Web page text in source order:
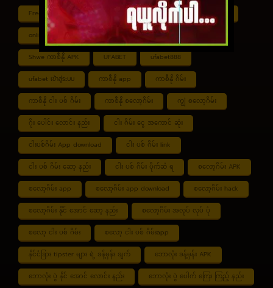
Free ငါး ပစ် ဂိမ်း Myanmar ကာစီနို Online ငါး ဂိမ်း apk
online ငါး ပစ် ဂိမ်းapp Shan Koe Mee ငါး ပစ် ဂိမ်း
Shwe ကာစီနို APK UFABET ufabet888
ufabet เข้าสู่ระบบ ကာစီနို app ကာစီနို ဂိမ်း
ကာစီနို ငါး ပစ် ဂိမ်း ကာစီနို စလော့ဂိမ်း ကျွဲ စလော့ဂိမ်း
ဂိုး ပေါင်း လောင်း နည်း ငါး ဂိမ်း ငွေ အကောင် ဆုံး
ငါးပစ်ဂိမ်း App download ငါး ပစ် ဂိမ်း link
ငါး ပစ် ဂိမ်း ဆော့ နည်း ငါး ပစ် ဂိမ်း ပိုက်ဆံ ရ စလော့ဂိမ်း APK
စလော့ဂိမ်း app စလော့ဂိမ်း app download စလော့ဂိမ်း hack
စလော့ဂိမ်း နိုင် အောင် ဆော့ နည်း စလော့ဂိမ်း အလုပ် လုပ် ပုံ
စလော့ ငါး ပစ် ဂိမ်း စလော့ ငါး ပစ် ဂိမ်းapp
နိုင်ငံခြား tipster များ ရဲ့ ခန့်မှန်း ချက် ဘောလုံး ခန့်မှန်း APK
ဘောလုံး ပွဲ နိုင် အောင် လောင်း နည်း ဘောလုံး ပွဲ ပေါက် ကြေး ကြည့် နည်း